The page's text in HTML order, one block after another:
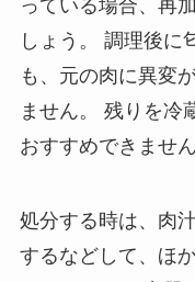
っている場合、再
しょう。 調理後に
も、元の肉に異変
ません。 残りを冷
おすすめできません
処分する時は、肉
するなどして、ほ